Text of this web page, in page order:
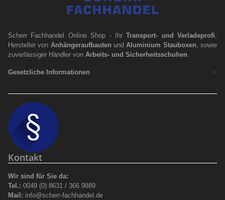
Scherr Fachhandel Online Shop - IhrTransport- und Verladeprofi,
Hersteller von Anhängeraufbauten und Aluminium Stauboxen, sowie
zuverlässiger Händler von Arbeits- und Sicherheitsschuhen.
Gesetzliche Informationen
Kontakt
Wir sind für Sie da:
Tel.: 0049 (0) 8631 / 366 9889
Mail: info@scherr-fachhandel.de